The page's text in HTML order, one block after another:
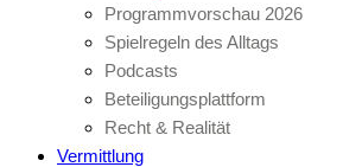
Programmvorschau 2026
Spielregeln des Alltags
Podcasts
Beteiligungsplattform
Recht & Realität
Vermittlung